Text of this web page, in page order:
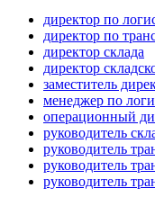
директор по
директор по
директор склада
директор
заместитель
менеджер по
операционный
руководитель
руководитель
руководитель
руководитель